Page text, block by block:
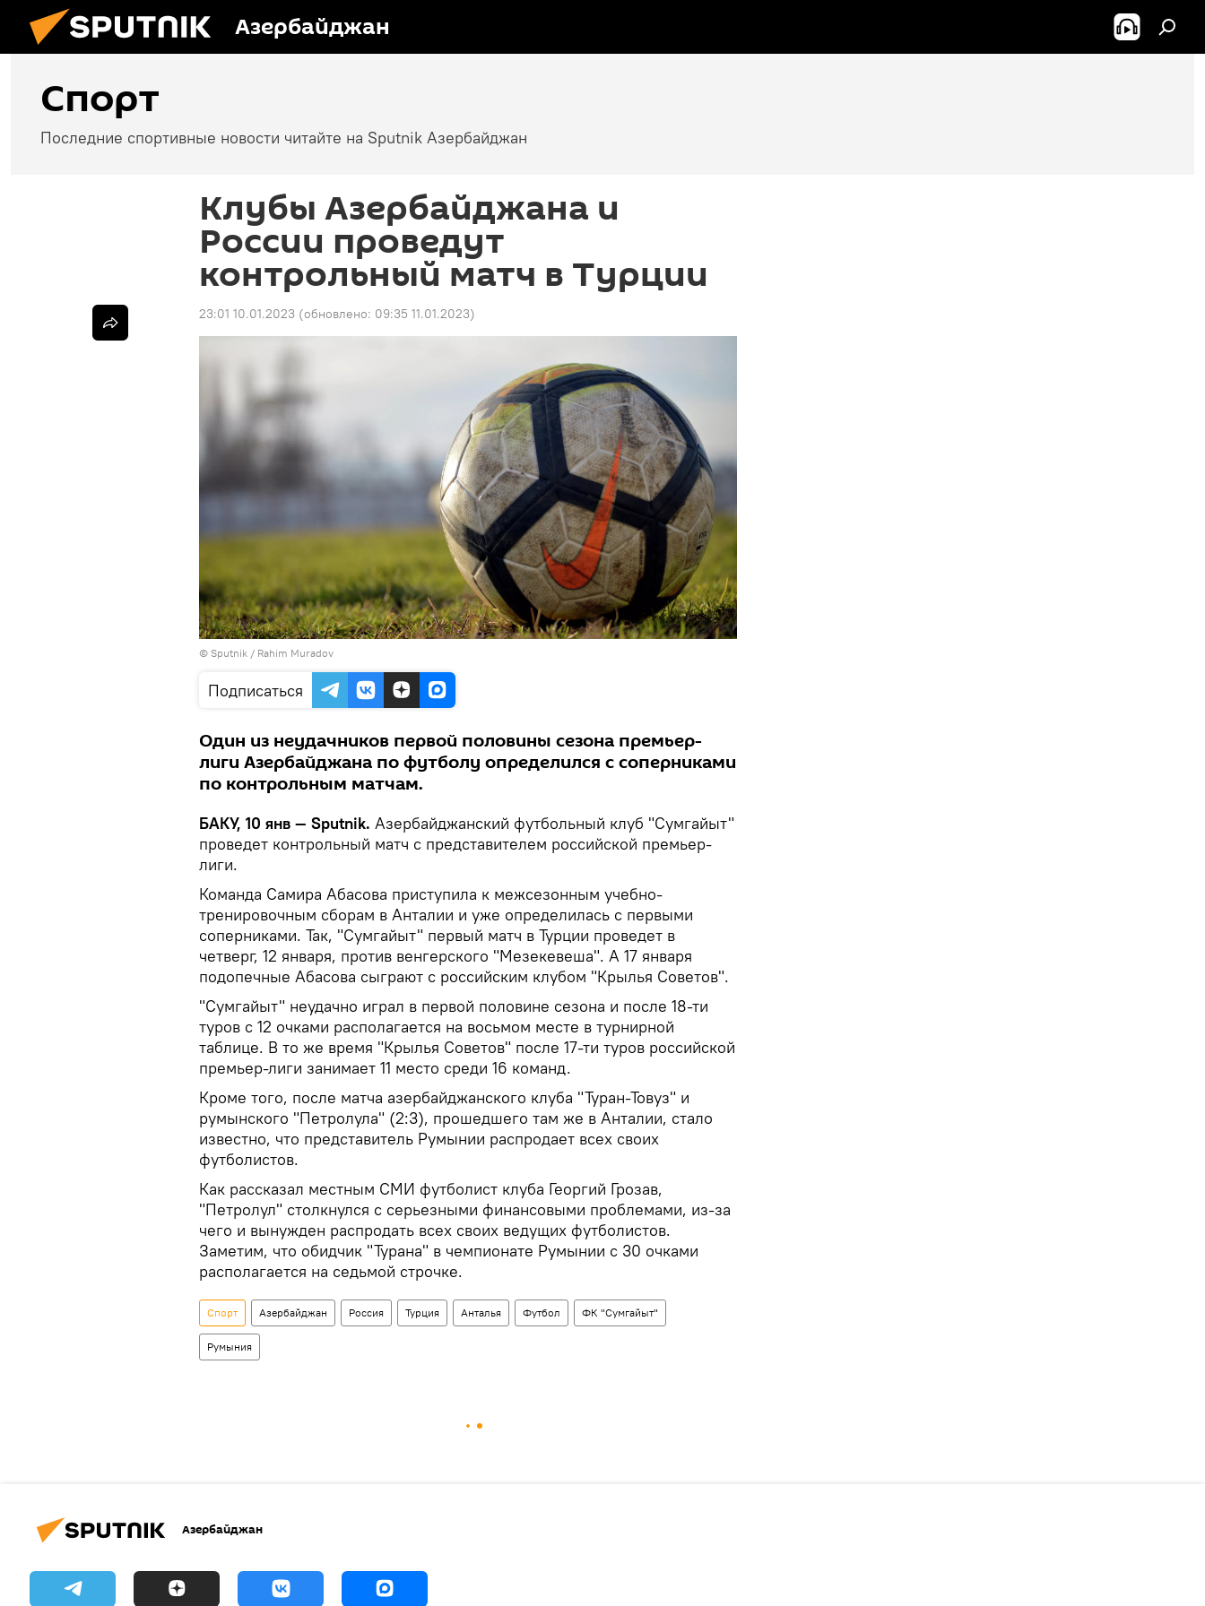
Азербайджан
Спорт
Последние спортивные новости читайте на Sputnik Азербайджан
Клубы Азербайджана и
России проведут
контрольный матч в Турции
23:01 10.01.2023 (обновлено: 09:35 11.01.2023)
© Sputnik / Rahim Muradov
Подписаться
Один из неудачников первой половины сезона премьер-
лиги Азербайджана по футболу определился с соперниками
по контрольным матчам.
БАКУ, 10 янв — Sputnik. Азербайджанский футбольный клуб "Сумгайыт"
проведет контрольный матч с представителем российской премьер-
лиги.
Команда Самира Абасова приступила к межсезонным учебно-
тренировочным сборам в Анталии и уже определилась с первыми
соперниками. Так, "Сумгайыт" первый матч в Турции проведет в
четверг, 12 января, против венгерского "Мезекевеша". А 17 января
подопечные Абасова сыграют с российским клубом "Крылья Советов".
"Сумгайыт" неудачно играл в первой половине сезона и после 18-ти
туров с 12 очками располагается на восьмом месте в турнирной
таблице. В то же время "Крылья Советов" после 17-ти туров российской
премьер-лиги занимает 11 место среди 16 команд.
Кроме того, после матча азербайджанского клуба "Туран-Товуз" и
румынского "Петролула" (2:3), прошедшего там же в Анталии, стало
известно, что представитель Румынии распродает всех своих
футболистов.
Как рассказал местным СМИ футболист клуба Георгий Грозав,
"Петролул" столкнулся с серьезными финансовыми проблемами, из-за
чего и вынужден распродать всех своих ведущих футболистов.
Заметим, что обидчик "Турана" в чемпионате Румынии с 30 очками
располагается на седьмой строчке.
Спорт Азербайджан Россия Турция Анталья Футбол ФК "Сумгайыт"
Румыния
Азербайджан